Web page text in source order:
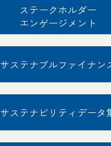
ステークホルダー
エンゲージメント
サステナブルファイナン
サステナビリティ データ